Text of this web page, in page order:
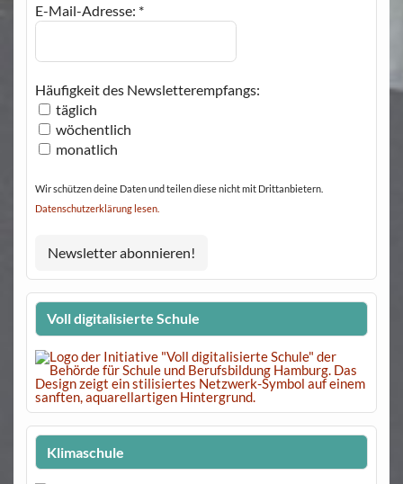
E-Mail-Adresse: *
Häufigkeit des Newsletterempfangs:
täglich
wöchentlich
monatlich
Wir schützen deine Daten und teilen diese nicht mit Drittanbietern.
Datenschutzerklärung lesen.
Voll digitalisierte Schule
Klimaschule